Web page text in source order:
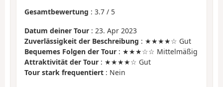
Gesamtbewertung : 3.7 / 5
Datum deiner Tour : 23. Apr 2023
Zuverlässigkeit der Beschreibung : ★★★★☆ Gut
Bequemes Folgen der Tour : ★★★☆☆ Mittelmäßig
Attraktivität der Tour : ★★★★☆ Gut
Tour stark frequentiert : Nein